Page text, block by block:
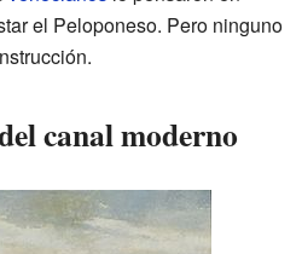
el Peloponeso. Pero ninguno
canal moderno